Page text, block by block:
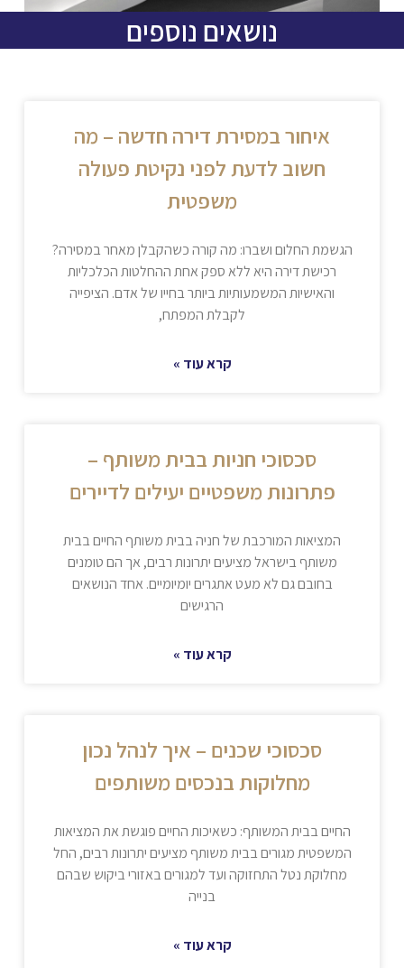
נושאים נוספים
איחור במסירת דירה חדשה – מה
חשוב לדעת לפני נקיטת פעולה
משפטית
הגשמת החלום ושברו: מה קורה כשהקבלן מאחר במסירה?
רכישת דירה היא ללא ספק אחת ההחלטות הכלכליות
והאישיות המשמעותיות ביותר בחייו של אדם. הציפייה
לקבלת המפתח,
קרא עוד »
סכסוכי חניות בבית משותף –
פתרונות משפטיים יעילים לדיירים
המציאות המורכבת של חניה בבית משותף החיים בבית
משותף בישראל מציעים יתרונות רבים, אך הם טומנים
בחובם גם לא מעט אתגרים יומיומיים. אחד הנושאים
הרגישים
קרא עוד »
סכסוכי שכנים – איך לנהל נכון
מחלוקות בנכסים משותפים
החיים בבית המשותף: כשאיכות החיים פוגשת את המציאות
המשפטית מגורים בבית משותף מציעים יתרונות רבים, החל
מחלוקת נטל התחזוקה ועד למגורים באזורי ביקוש שבהם
בנייה
קרא עוד »